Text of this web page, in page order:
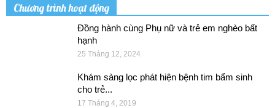
Chương trình hoạt động
Đồng hành cùng Phụ nữ và trẻ em nghèo bất
hạnh
25 Tháng 12, 2024
Khám sàng lọc phát hiện bệnh tim bẩm sinh
cho trẻ...
17 Tháng 4, 2019